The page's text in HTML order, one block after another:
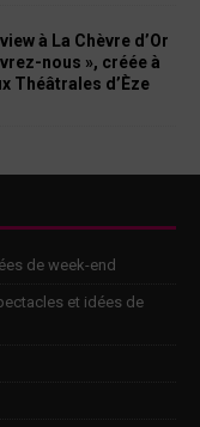
à La Chèvre d’Or
nous », créée à
Théâtrales d’Èze
de week-end
et idées de